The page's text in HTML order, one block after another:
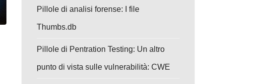
Pillole di analisi forense: I file
Thumbs.db
Pillole di Pentration Testing: Un altro
punto di vista sulle vulnerabilità: CWE